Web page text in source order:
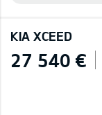
KIA XCEED
27 540 €